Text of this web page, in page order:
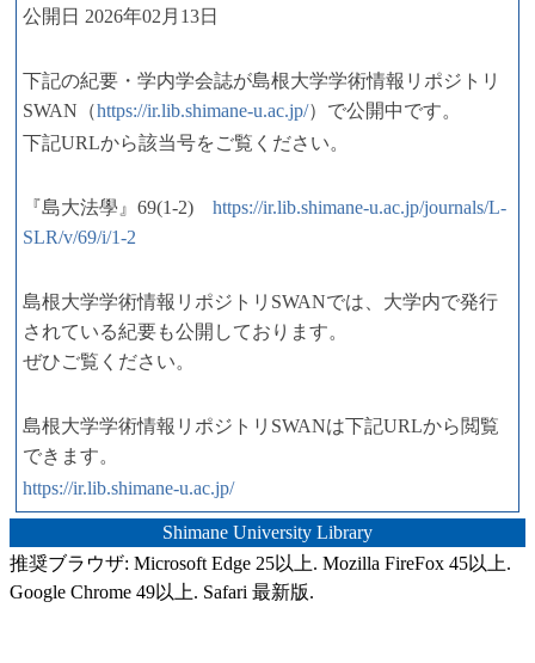
公開日 2026年02月13日
下記の紀要・学内学会誌が島根大学学術情報リポジトリ
SWAN（https://ir.lib.shimane-u.ac.jp/）で公開中です。
下記URLから該当号をご覧ください。
『島大法學』69(1-2) https://ir.lib.shimane-u.ac.jp/journals/L-
SLR/v/69/i/1-2
島根大学学術情報リポジトリSWANでは、大学内で発行
されている紀要も公開しております。
ぜひご覧ください。
島根大学学術情報リポジトリSWANは下記URLから閲覧
できます。
https://ir.lib.shimane-u.ac.jp/
Shimane University Library
推奨ブラウザ: Microsoft Edge 25以上. Mozilla FireFox 45以上.
Google Chrome 49以上. Safari 最新版.